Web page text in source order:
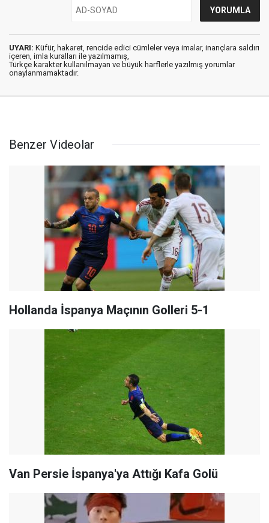
UYARI: Küfür, hakaret, rencide edici cümleler veya imalar, inançlara saldırı
içeren, imla kuralları ile yazılmamış,
Türkçe karakter kullanılmayan ve büyük harflerle yazılmış yorumlar
onaylanmamaktadır.
Benzer Videolar
Hollanda İspanya Maçının Golleri 5-1
Van Persie İspanya'ya Attığı Kafa Golü